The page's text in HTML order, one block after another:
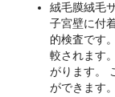
絨毛膜絨毛
子宮壁に付
的検査です
較されます
がります。
ができます。